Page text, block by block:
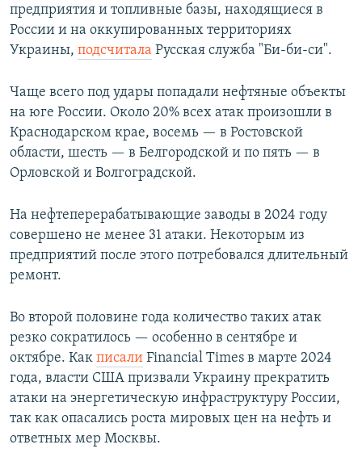
предприятия и топливные базы, находящиеся в
России и на оккупированных территориях
Украины, подсчитала Русская служба "Би-би-си".
Чаще всего под удары попадали нефтяные объекты
на юге России. Около 20% всех атак произошли в
Краснодарском крае, восемь — в Ростовской
области, шесть — в Белгородской и по пять — в
Орловской и Волгоградской.
На нефтеперерабатывающие заводы в 2024 году
совершено не менее 31 атаки. Некоторым из
предприятий после этого потребовался длительный
ремонт.
Во второй половине года количество таких атак
резко сократилось — особенно в сентябре и
октябре. Как писали Financial Times в марте 2024
года, власти США призвали Украину прекратить
атаки на энергетическую инфраструктуру России,
так как опасались роста мировых цен на нефть и
ответных мер Москвы.